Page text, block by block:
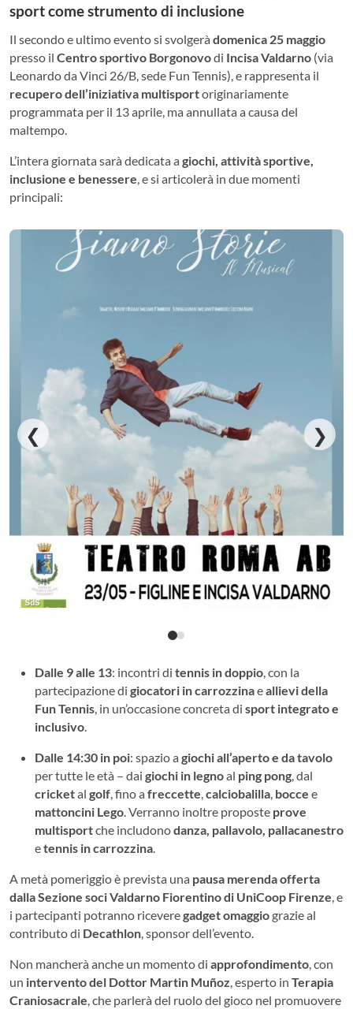
sport come strumento di inclusione
Il secondo e ultimo evento si svolgerà domenica 25 maggio
presso il Centro sportivo Borgonovodi Incisa Valdarno (via
Leonardo da Vinci 26/B, sede Fun Tennis), e rappresenta il
recupero dell’iniziativa multisportoriginariamente
programmata per il 13 aprile, ma annullata a causa del
maltempo.
L’intera giornata sarà dedicata a giochi, attività sportive,
inclusione e benessere, e si articolerà in due momenti
principali:
❮ ❯
Dalle 9 alle 13: incontri di tennis in doppio, con la
partecipazione di giocatori in carrozzinaeallievi della
Fun Tennis, in un’occasione concreta di sport integrato e
inclusivo.
Dalle 14:30 in poi: spazio a giochi all’aperto e da tavolo
per tutte le età – dai giochi in legnoal ping pong, dal
cricketal golf, fino a freccette,calciobalilla, bocce e
mattoncini Lego. Verranno inoltre proposte prove
multisportche includonodanza, pallavolo, pallacanestro
etennis in carrozzina.
A metà pomeriggio è prevista una pausa merenda offerta
dalla Sezione soci Valdarno Fiorentino di UniCoop Firenze, e
i partecipanti potranno riceveregadget omaggiograzie al
contributo di Decathlon, sponsor dell’evento.
Non mancherà anche un momento di approfondimento, con
un intervento del Dottor Martin Muñoz, esperto in Terapia
Craniosacrale, che parlerà del ruolo del gioco nel promuovere